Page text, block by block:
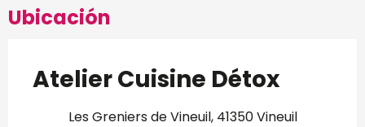
Ubicación
Atelier Cuisine Détox
Les Greniers de Vineuil, 41350 Vineuil